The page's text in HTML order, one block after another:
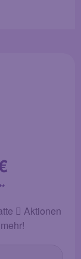
**
Aktionen